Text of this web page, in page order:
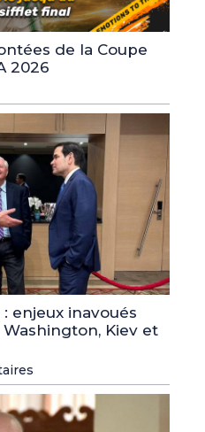
de la Coupe
2026
enjeux inavoués
Kiev et